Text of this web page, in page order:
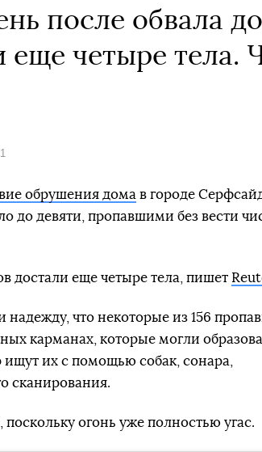
после обвала
четыре тела.
обрушения дома в городе
до девяти, пропавшими без вести
достали еще четыре тела, пишет
надежду, что некоторые из 156
карманах, которые могли
их с помощью собак, сонара,
сканирования.
огонь уже полностью угас.